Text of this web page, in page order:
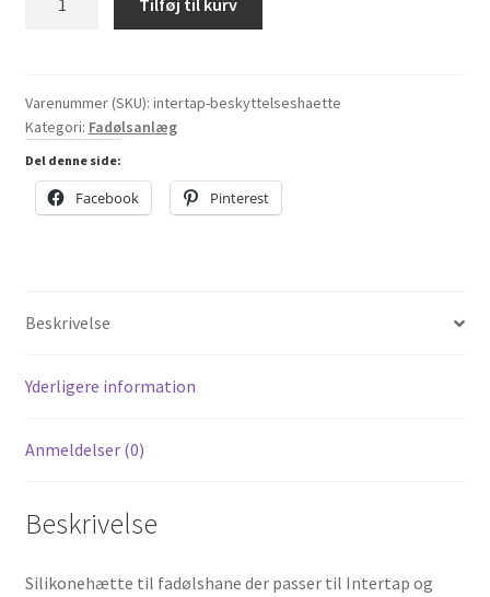
Varenummer (SKU): intertap-beskyttelseshaette
Kategori: Fadølsanlæg
Del denne side:
Facebook Pinterest
Beskrivelse
Yderligere information
Anmeldelser (0)
Beskrivelse
Silikonehætte til fadølshane der passer til Intertap og